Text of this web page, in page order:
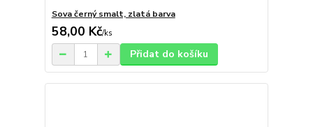
Sova černý smalt, zlatá barva
58,00 Kč/ks
Přidat do košíku